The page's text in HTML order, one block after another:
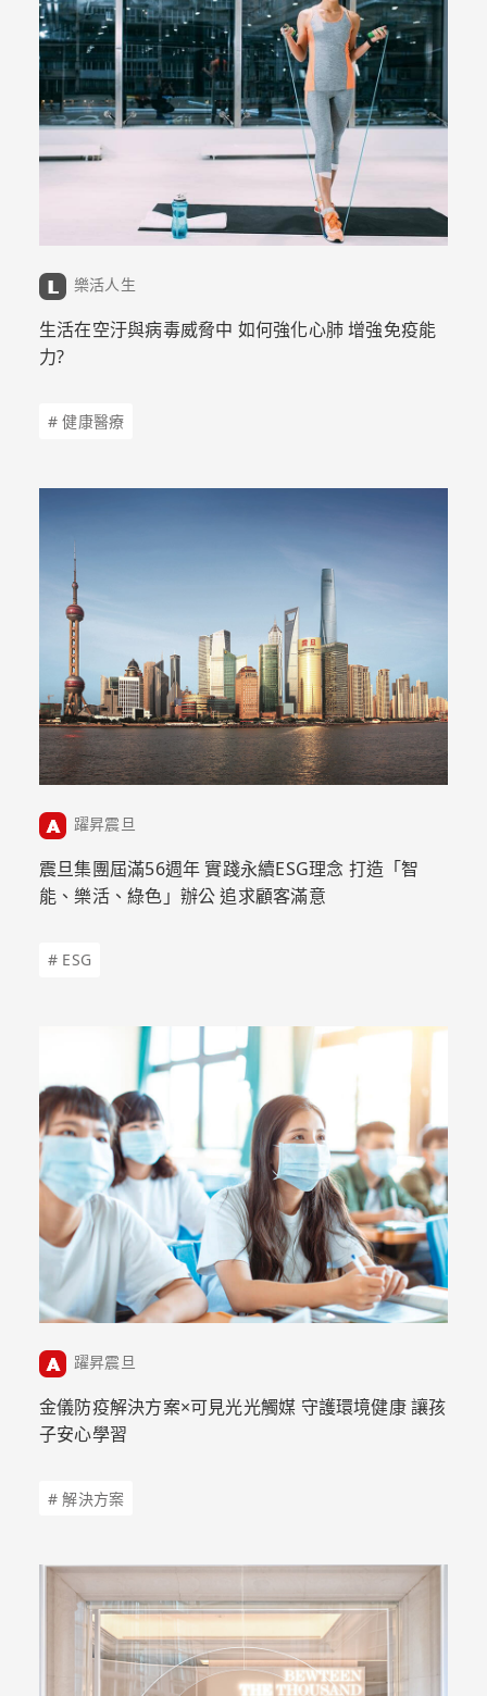
樂活人生
生活在空汙與病毒威脅中 如何強化心肺 增強免疫能
力?
# 健康醫療
躍昇震旦
震旦集團屆滿56週年 實踐永續ESG理念 打造「智
能、樂活、綠色」辦公 追求顧客滿意
# ESG
躍昇震旦
金儀防疫解決方案×可見光光觸媒 守護環境健康 讓孩
子安心學習
# 解決方案